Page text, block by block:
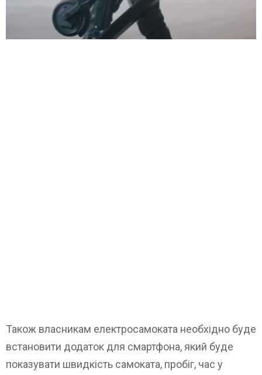
Також власникам електросамоката необхідно буде
встановити додаток для смартфона, який буде
показувати швидкість самоката, пробіг, час у